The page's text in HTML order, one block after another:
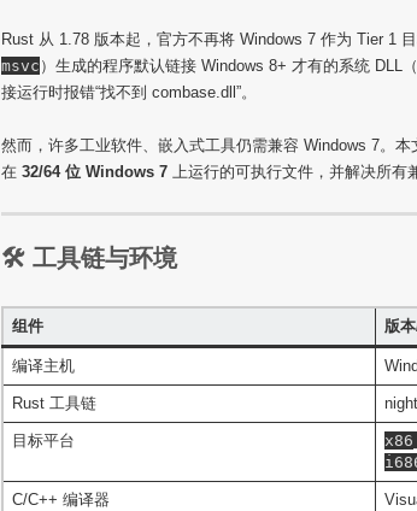
Rust 从 1.78 版本起，官方不再将 Windows 7 作为 Tier 1
msvc ）生成的程序默认链接 Windows 8+ 才有的系统 DLL
接运行时报错“找不到 combase.dll”。
然而，许多工业软件、嵌入式工具仍需兼容 Windows 7。本
在 32/64 位 Windows 7 上运行的可执行文件，并解决所有
🛠️ 工具链与环境
组件 版
编译主机
Rust 工具链
目标平台
C/C++ 编译器